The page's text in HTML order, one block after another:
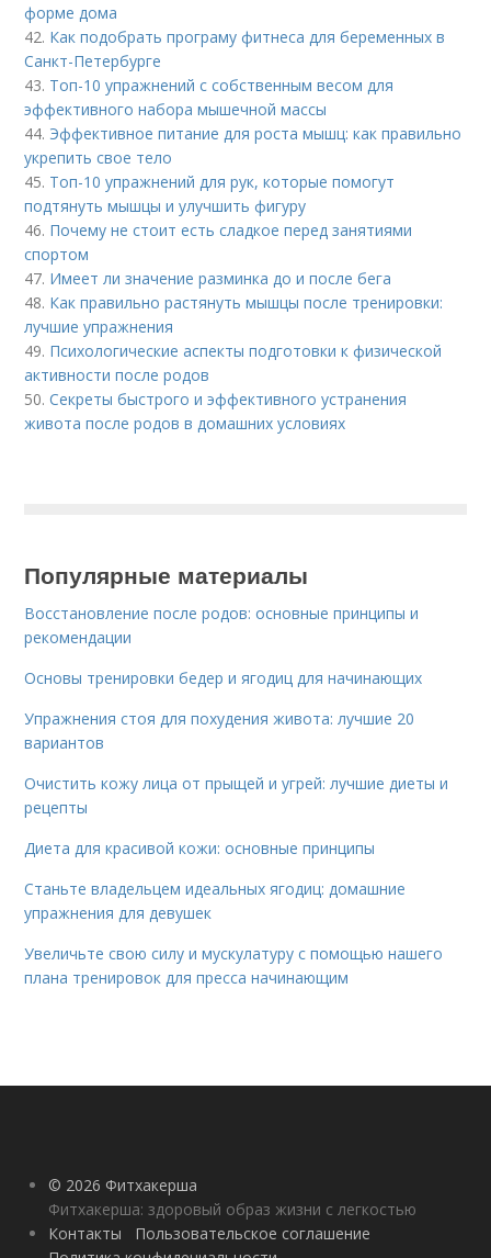
форме дома
42. Как подобрать програму фитнеса для беременных в
Санкт-Петербурге
43. Топ-10 упражнений с собственным весом для
эффективного набора мышечной массы
44. Эффективное питание для роста мышц: как правильно
укрепить свое тело
45. Топ-10 упражнений для рук, которые помогут
подтянуть мышцы и улучшить фигуру
46. Почему не стоит есть сладкое перед занятиями
спортом
47. Имеет ли значение разминка до и после бега
48. Как правильно растянуть мышцы после тренировки:
лучшие упражнения
49. Психологические аспекты подготовки к физической
активности после родов
50.Секреты быстрого и эффективного устранения
живота после родов в домашних условиях
Популярные материалы
Восстановление после родов: основные принципы и
рекомендации
Основы тренировки бедер и ягодиц для начинающих
Упражнения стоя для похудения живота: лучшие 20
вариантов
Очистить кожу лица от прыщей и угрей: лучшие диеты и
рецепты
Диета для красивой кожи: основные принципы
Станьте владельцем идеальных ягодиц: домашние
упражнения для девушек
Увеличьте свою силу и мускулатуру с помощью нашего
плана тренировок для пресса начинающим
© 2026 Фитхакерша
Фитхакерша: здоровый образ жизни с легкостью
Контакты
Пользовательское соглашение